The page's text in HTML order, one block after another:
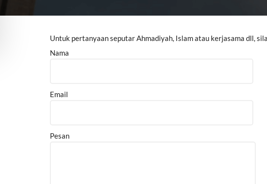
Untuk pertanyaan seputar Ahmadiyah, Islam atau kerjasama dll,
Nama
Email
Pesan